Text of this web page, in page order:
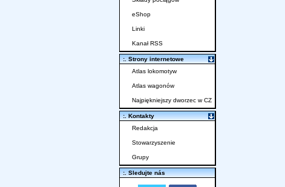
eShop
Linki
Kanał RSS
:. Strony internetowe
Atlas lokomotyw
Atlas wagonów
Najpiękniejszy dworzec w CZ
:. Kontakty
Redakcja
Stowarzyszenie
Grupy
:. Sledujte nás